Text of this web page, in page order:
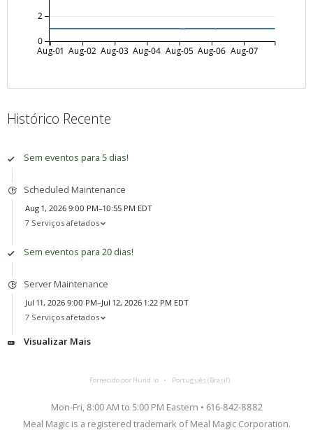
Aug-01 Aug-02 Aug-03 Aug-04 Aug-05 Aug-06 Aug-07
0
2
Histórico Recente
Sem eventos para 5 dias!
Scheduled Maintenance
Aug 1, 2026 9:00 PM–10:55 PM EDT
7 Serviços afetados
Sem eventos para 20 dias!
Server Maintenance
Jul 11, 2026 9:00 PM–Jul 12, 2026 1:22 PM EDT
7 Serviços afetados
Visualizar Mais
Fornecido por Hund.io Português (Brasil)
Mon-Fri, 8:00 AM to 5:00 PM Eastern • 616-842-8882
Meal Magic is a registered trademark of Meal Magic Corporation.